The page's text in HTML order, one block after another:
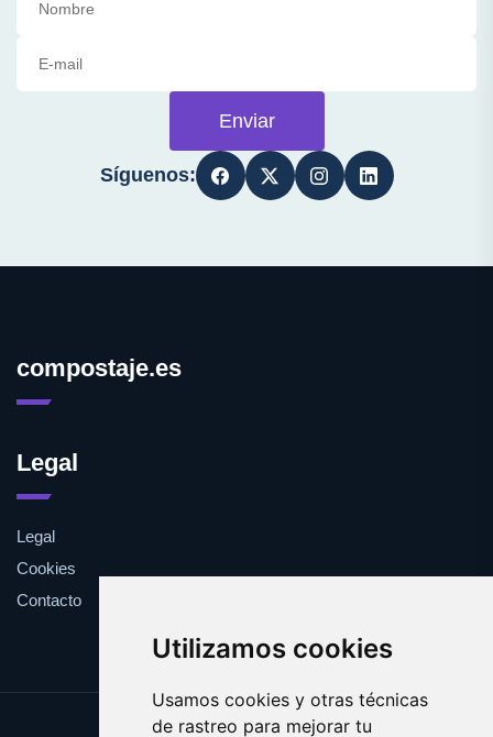
Utilizamos cookies
Usamos cookies y otras técnicas
de rastreo para mejorar tu
Enviar
Síguenos:
compostaje.es
Legal
Legal
Cookies
Contacto
Update cookies preferences